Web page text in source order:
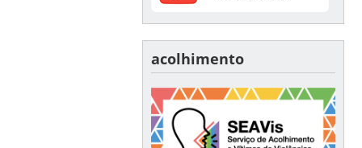
acolhimento